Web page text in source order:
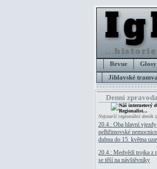
Revue Glosy
Jihlavské
Denní
Nejstarší regionální deník
20.4.: Oba hlavní
pelhřimovské
dubna do 15. května
20.4.: Medvědí trojka z
se těší na návštěvníky